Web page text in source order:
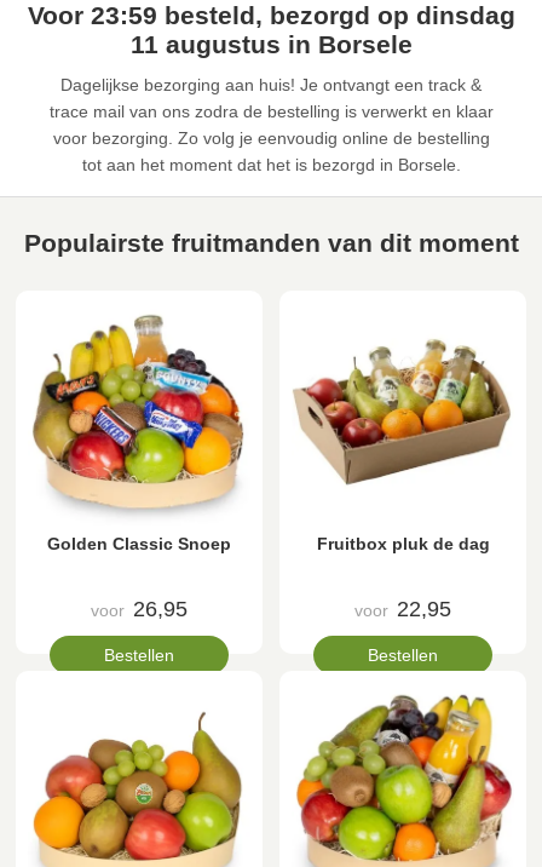
Voor 23:59 besteld, bezorgd op dinsdag
11 augustus in Borsele
Dagelijkse bezorging aan huis! Je ontvangt een track &
trace mail van ons zodra de bestelling is verwerkt en klaar
voor bezorging. Zo volg je eenvoudig online de bestelling
tot aan het moment dat het is bezorgd in Borsele.
Populairste fruitmanden van dit moment
Golden Classic Snoep
voor 26,95
Bestellen
Fruitbox pluk de dag
voor 22,95
Bestellen